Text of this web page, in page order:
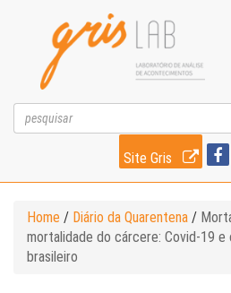
Site Gris
Home / Diário da Quarentena /
mortalidade do cárcere: Covid-19 e
brasileiro